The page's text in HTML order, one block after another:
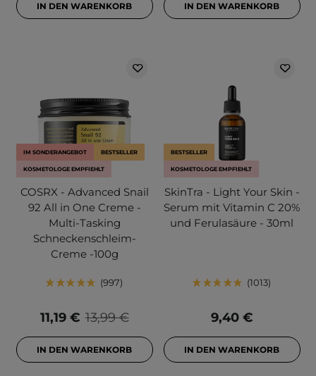
IN DEN WARENKORB IN DEN WARENKORB
IM SONDERANGEBOT BESTSELLER
KOSMETOLOGE EMPFIEHLT
COSRX - Advanced Snail
92 All in One Creme -
Multi-Tasking
Schneckenschleim-
Creme -100g
997
13,99 €
11,19 €
IN DEN WARENKORB
BESTSELLER
KOSMETOLOGE EMPFIEHLT
SkinTra - Light Your Skin -
Serum mit Vitamin C 20%
und Ferulasäure - 30ml
1013
9,40 €
IN DEN WARENKORB